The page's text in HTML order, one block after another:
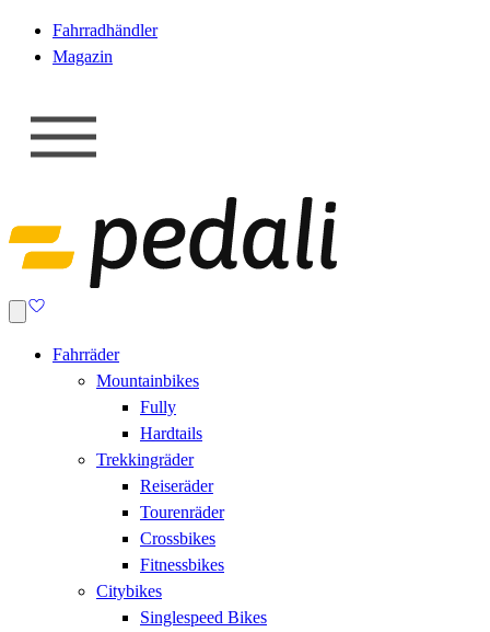
Fahrradhändler
Magazin
Fahrräder
Mountainbikes
Fully
Hardtails
Trekkingräder
Reiseräder
Tourenräder
Crossbikes
Fitnessbikes
Citybikes
Singlespeed Bikes